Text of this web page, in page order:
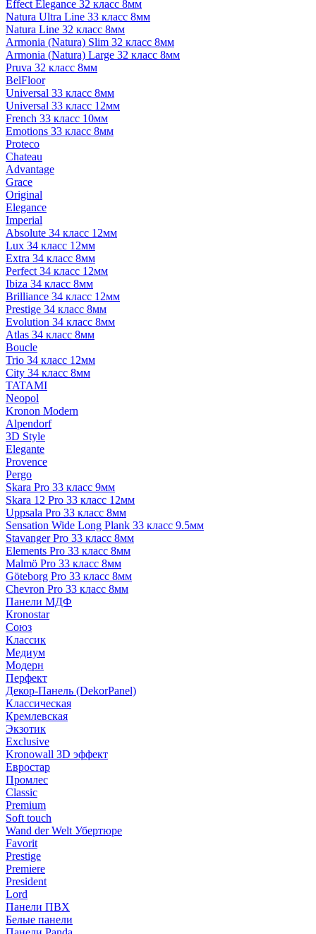
Effect Elegance 32 класс 8мм
Natura Ultra Line 33 класс 8мм
Natura Line 32 класс 8мм
Armonia (Natura) Slim 32 класс 8мм
Armonia (Natura) Large 32 класс 8мм
Pruva 32 класс 8мм
BelFloor
Universal 33 класс 8мм
Universal 33 класс 12мм
French 33 класс 10мм
Emotions 33 класс 8мм
Proteco
Chateau
Advantage
Grace
Original
Elegance
Imperial
Absolute 34 класс 12мм
Lux 34 класс 12мм
Extra 34 класс 8мм
Perfect 34 класс 12мм
Ibiza 34 класс 8мм
Brilliance 34 класс 12мм
Prestige 34 класс 8мм
Evolution 34 класс 8мм
Atlas 34 класс 8мм
Boucle
Trio 34 класс 12мм
City 34 класс 8мм
TATAMI
Neopol
Kronon Modern
Alpendorf
3D Style
Elegante
Provence
Pergo
Skara Pro 33 класс 9мм
Skara 12 Pro 33 класс 12мм
Uppsala Pro 33 класс 8мм
Sensation Wide Long Plank 33 класс 9.5мм
Stavanger Pro 33 класс 8мм
Elements Pro 33 класс 8мм
Malmö Pro 33 класс 8мм
Göteborg Pro 33 класс 8мм
Chevron Pro 33 класс 8мм
Панели МДФ
Кronostar
Союз
Классик
Медиум
Модерн
Перфект
Декор-Панель (DekorPanel)
Классическая
Кремлевская
Экзотик
Exclusive
Kronowall 3D эффект
Евростар
Промлес
Classic
Premium
Soft touch
Wand der Welt Убертюре
Favorit
Prestige
Premiere
President
Lord
Панели ПВХ
Белые панели